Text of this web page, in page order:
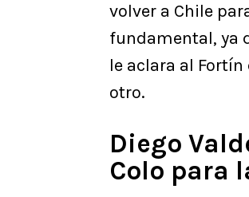
volver a Chile
fundamental, ya
le aclara al
otro.
Diego
Colo para